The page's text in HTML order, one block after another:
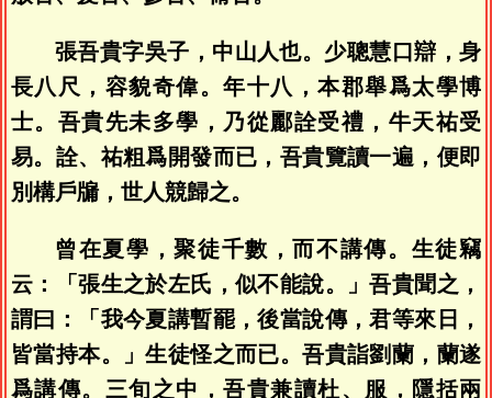
張吾貴字吳子，中山人也。少聰慧口辯，身
長八尺，容貌奇偉。年十八，本郡舉爲太學博
士。吾貴先未多學，乃從酈詮受禮，牛天祐受
易。詮、祐粗爲開發而已，吾貴覽讀一遍，便即
別構戶牖，世人競歸之。
曾在夏學，聚徒千數，而不講傳。生徒竊
云：「張生之於左氏，似不能說。」吾貴聞之，
謂曰：「我今夏講暫罷，後當說傳，君等來日，
皆當持本。」生徒怪之而已。吾貴詣劉蘭，蘭遂
爲講傳。三旬之中，吾貴兼讀杜、服，隱括兩